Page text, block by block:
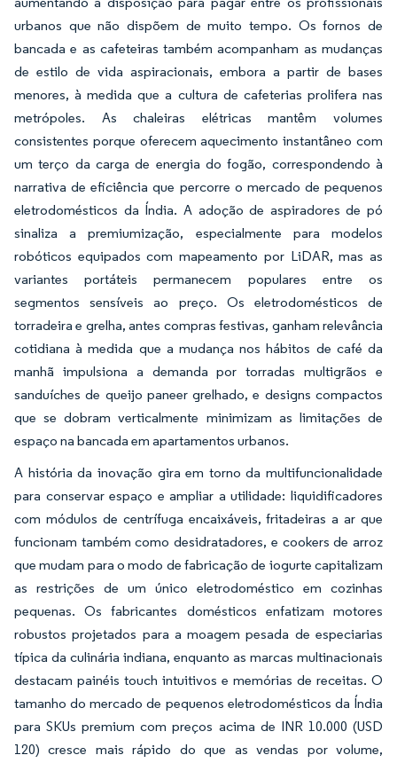
urbanos que não dispõem de muito tempo. Os fornos de
bancada e as cafeteiras também acompanham as mudanças
de estilo de vida aspiracionais, embora a partir de bases
menores, à medida que a cultura de cafeterias prolifera nas
metrópoles. As chaleiras elétricas mantêm volumes
consistentes porque oferecem aquecimento instantâneo com
um terço da carga de energia do fogão, correspondendo à
narrativa de eficiência que percorre o mercado de pequenos
eletrodomésticos da Índia. A adoção de aspiradores de pó
sinaliza a premiumização, especialmente para modelos
robóticos equipados com mapeamento por LiDAR, mas as
variantes portáteis permanecem populares entre os
segmentos sensíveis ao preço. Os eletrodomésticos de
torradeira e grelha, antes compras festivas, ganham relevância
cotidiana à medida que a mudança nos hábitos de café da
manhã impulsiona a demanda por torradas multigrãos e
sanduíches de queijo paneer grelhado, e designs compactos
que se dobram verticalmente minimizam as limitações de
espaço na bancada em apartamentos urbanos.
A história da inovação gira em torno da multifuncionalidade
para conservar espaço e ampliar a utilidade: liquidificadores
com módulos de centrífuga encaixáveis, fritadeiras a ar que
funcionam também como desidratadores, e cookers de arroz
que mudam para o modo de fabricação de iogurte capitalizam
as restrições de um único eletrodoméstico em cozinhas
pequenas. Os fabricantes domésticos enfatizam motores
robustos projetados para a moagem pesada de especiarias
típica da culinária indiana, enquanto as marcas multinacionais
destacam painéis touch intuitivos e memórias de receitas. O
tamanho do mercado de pequenos eletrodomésticos da Índia
para SKUs premium com preços acima de INR 10.000 (USD
120) cresce mais rápido do que as vendas por volume,